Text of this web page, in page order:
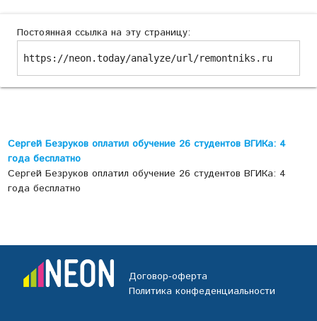
Постоянная ссылка на эту страницу:
https://neon.today/analyze/url/remontniks.ru
Сергей Безруков оплатил обучение 26 студентов ВГИКа: 4
года бесплатно
Сергей Безруков оплатил обучение 26 студентов ВГИКа: 4
года бесплатно
Договор-оферта
Политика конфеденциальности